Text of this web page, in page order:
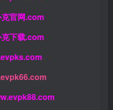
官网.com
下载.com